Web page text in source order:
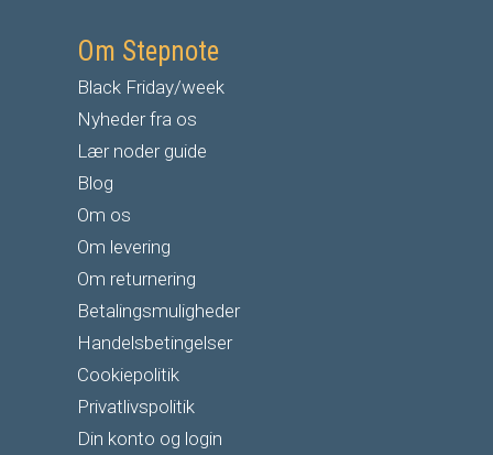
Om Stepnote
Black Friday/week
Nyheder fra os
Lær noder guide
Blog
Om os
Om levering
Om returnering
Betalingsmuligheder
Handelsbetingelser
Cookiepolitik
Privatlivspolitik
Din konto og login